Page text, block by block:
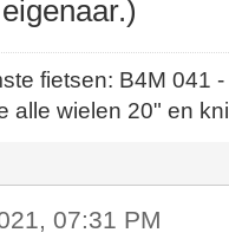
fietsen: B4M
alle wielen 20" en
07:31 PM